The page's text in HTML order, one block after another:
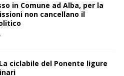
in Comune ad Alba, per la
non cancellano il
La ciclabile del Ponente ligure